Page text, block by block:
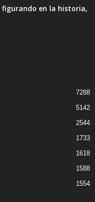
en la historia,
7288
5142
2544
1733
1618
1588
1554